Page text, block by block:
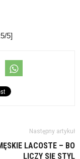
5]
Następny artykuł
LACOSTE – BO
LICZY SIĘ STYL